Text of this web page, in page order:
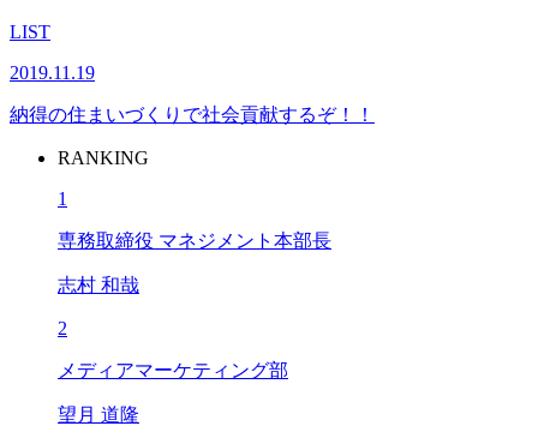
LIST
2019.11.19
納得の住まいづくりで社会貢献するぞ！！
RANKING
1
専務取締役 マネジメント本部長
志村 和哉
2
メディアマーケティング部
望月 道隆